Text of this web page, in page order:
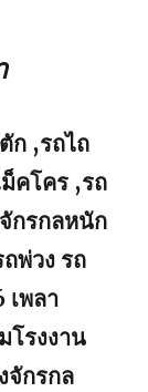
ก ,รถไถ
คโคร ,รถ
กรกลหนัก
พ่วง รถ
เพลา
โรงงาน
จักรกล